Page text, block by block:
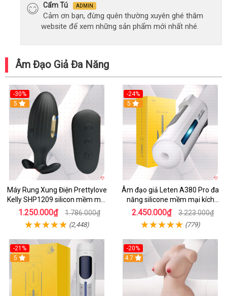
Cẩm Tú ADMIN
Cảm ơn bạn, đừng quên thường xuyên ghé thăm
website để xem những sản phẩm mới nhất nhé.
Âm Đạo Giả Đa Năng
-30%
5
Máy Rung Xung Điện Prettylove
Kelly SHP1209 silicon mềm mại
tiện lợi
1.250.000₫ 1.786.000₫
(2,448)
-24%
5
Âm đạo giả Leten A380 Pro đa
năng silicone mềm mại kích
thích mạnh mẽ
2.450.000₫ 3.223.000₫
(779)
-21%
5
-20%
4.7